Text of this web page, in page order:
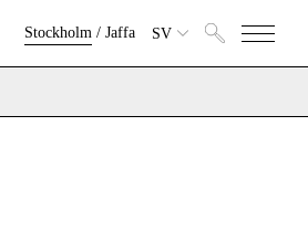
Stockholm/ Jaffa SV